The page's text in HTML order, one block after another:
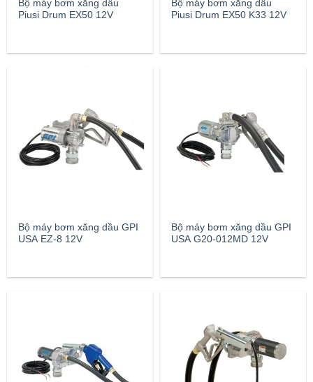
Bộ máy bơm xăng dầu
Piusi Drum EX50 12V
Bộ máy bơm xăng dầu
Piusi Drum EX50 K33 12V
Bộ máy bơm xăng dầu GPI
USA EZ-8 12V
Bộ máy bơm xăng dầu GPI
USA G20-012MD 12V